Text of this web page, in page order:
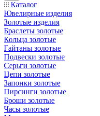
Каталог
Ювелирные изделия
Золотые изделия
Браслеты золотые
Кольца золотые
Гайтаны золотые
Подвески золотые
Серьги золотые
Цепи золотые
Запонки золотые
Пирсинги золотые
Броши золотые
Часы золотые